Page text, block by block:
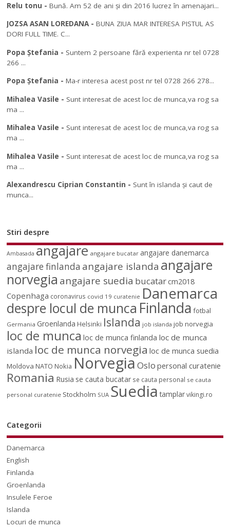
Relu tonu -Bună. Am 52 de ani și din 2016 lucrez în amenajari...
JOZSA ASAN LOREDANA-BUNA ZIUA MAR INTERESA PISTUL AS
DORI FULL TIME. C...
Popa Ștefania - Suntem 2 persoane fără experienta nr tel 0728
266 ...
Popa Ștefania -Ma-r interesa acest post nr tel 0728 266 278...
Mihalea Vasile - Sunt interesat de acest loc de munca,va rog sa
ma ...
Mihalea Vasile - Sunt interesat de acest loc de munca,va rog sa
ma ...
Mihalea Vasile - Sunt interesat de acest loc de munca,va rog sa
ma ...
Alexandrescu Ciprian Constantin - Sunt în islanda și caut de
munca...
Stiri despre
Ambasada angajare angajare bucatar angajare danemarca
angajare finlanda angajare islanda angajare
norvegia angajare suedia bucatarcm2018
Copenhaga coronavirus covid 19 curatenie Danemarca
despre locul de munca Finlanda fotbal
Germania Groenlanda Helsinki Islanda job islanda job norvegia
loc de munca loc de munca finlanda loc de munca
islanda loc de munca norvegia loc de munca suedia
Moldova NATO Nokia NorvegiaOslo personal curatenie
Romania Rusia se cauta bucatar se cauta personal se cauta
personal curatenie Stockholm SUA Suedia tamplar vikingi.ro
Categorii
Danemarca
English
Finlanda
Groenlanda
Insulele Feroe
Islanda
Locuri de munca